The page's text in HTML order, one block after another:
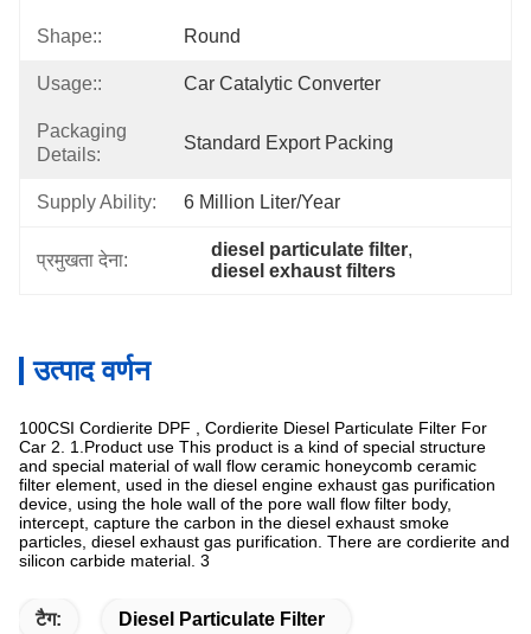
Shape:: Round
Usage:: Car Catalytic Converter
Packaging
Details:
Standard Export Packing
Supply Ability: 6 Million Liter/year
प्रमुखता देना:
diesel particulate filter,
diesel exhaust filters
उत्पाद वर्णन
100CSI Cordierite DPF , Cordierite Diesel Particulate Filter For
Car 2. 1.Product use This product is a kind of special structure
and special material of wall flow ceramic honeycomb ceramic
filter element, used in the diesel engine exhaust gas purification
device, using the hole wall of the pore wall flow filter body,
intercept, capture the carbon in the diesel exhaust smoke
particles, diesel exhaust gas purification. There are cordierite and
silicon carbide material. 3
टैग: Diesel Particulate Filter